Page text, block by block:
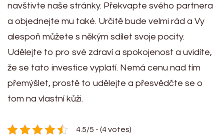
navštivte naše stránky. Překvapte svého partnera
a objednejte mu také. Určitě bude velmi rád a Vy
alespoň můžete s někým sdílet svoje pocity.
Udělejte to pro své zdraví a spokojenost a uvidíte,
že se tato investice vyplatí. Nemá cenu nad tím
přemýšlet, prostě to udělejte a přesvědčte se o
tom na vlastní kůži.
4.5/5 - (4 votes)